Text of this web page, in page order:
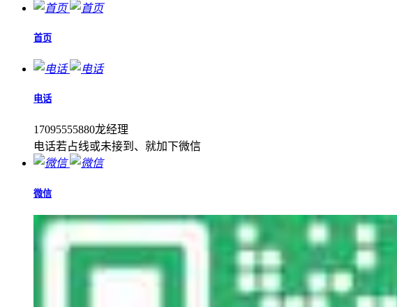
首页
电话
17095555880龙经理
电话若占线或未接到、就加下微信
微信